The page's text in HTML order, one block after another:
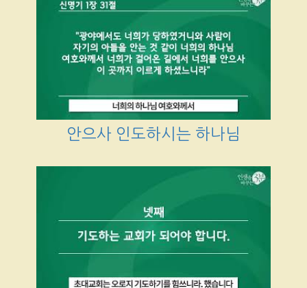
안으사 인도하시는 하나님